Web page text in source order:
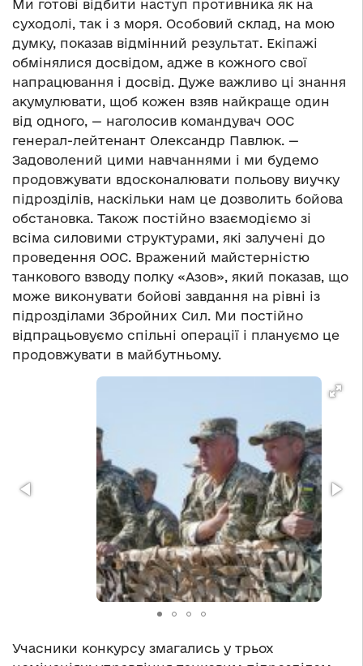
Ми готові відбити наступ противника як на
суходолі, так і з моря. Особовий склад, на мою
думку, показав відмінний результат. Екіпажі
обмінялися досвідом, адже в кожного свої
напрацювання і досвід. Дуже важливо ці знання
акумулювати, щоб кожен взяв найкраще один
від одного, — наголосив командувач ООС
генерал-лейтенант Олександр Павлюк. —
Задоволений цими навчаннями і ми будемо
продовжувати вдосконалювати польову виучку
підрозділів, наскільки нам це дозволить бойова
обстановка. Також постійно взаємодіємо зі
всіма силовими структурами, які залучені до
проведення ООС. Вражений майстерністю
танкового взводу полку «Азов», який показав, що
може виконувати бойові завдання на рівні із
підрозділами Збройних Сил. Ми постійно
відпрацьовуємо спільні операції і плануємо це
продовжувати в майбутньому.
Учасники конкурсу змагались у трьох